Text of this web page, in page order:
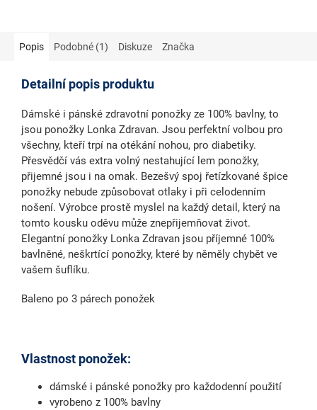
Popis Podobné (1) Diskuze Značka
Detailní popis produktu
Dámské i pánské zdravotní ponožky ze 100% bavlny, to
jsou ponožky Lonka Zdravan. Jsou perfektní volbou pro
všechny, kteří trpí na otékání nohou, pro diabetiky.
Přesvědčí vás extra volný nestahující lem ponožky,
přijemné jsou i na omak. Bezešvý spoj řetízkované špice
ponožky nebude způsobovat otlaky i při celodenním
nošení. Výrobce prostě myslel na každý detail, který na
tomto kousku oděvu může znepřijemňovat život.
Elegantní ponožky Lonka Zdravan jsou příjemné 100%
bavlněné, neškrtící ponožky, které by něměly chybět ve
vašem šuflíku.
Baleno po 3 párech ponožek
Vlastnost ponožek:
dámské i pánské ponožky pro každodenní použití
vyrobeno z 100% bavlny